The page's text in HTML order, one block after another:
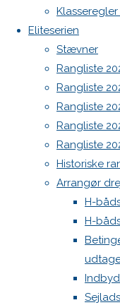
Eliteserien
Stævner
Rangliste
Rangliste
Rangliste
Rangliste
Rangliste
Historiske
Arrangør
H-
H-
Previous
image
Next
image
Skriv
et
svar
Din e-
mailadresse